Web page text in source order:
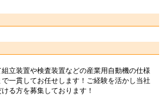
立装置や検査装置などの産業用自動機の仕様
一貫してお任せします！ご経験を活かし当社
る方を募集しております！